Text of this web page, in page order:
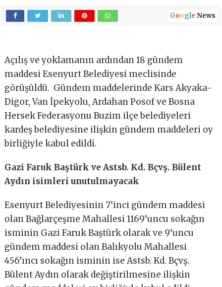
Google News
Açılış ve yoklamanın ardından 18 gündem
maddesi Esenyurt Belediyesi meclisinde
görüşüldü. Gündem maddelerinde Kars Akyaka-
Digor, Van İpekyolu, Ardahan Posof ve Bosna
Hersek Federasyonu Buzim ilçe belediyeleri
kardeş belediyesine ilişkin gündem maddeleri oy
birliğiyle kabul edildi.
Gazi Faruk Baştürk ve Astsb. Kd. Bçvş. Bülent
Aydın isimleri unutulmayacak
Esenyurt Belediyesinin 7’inci gündem maddesi
olan Bağlarçeşme Mahallesi 1169’uncu sokağın
isminin Gazi Faruk Baştürk olarak ve 9’uncu
gündem maddesi olan Balıkyolu Mahallesi
456’ıncı sokağın isminin ise Astsb. Kd. Bçvş.
Bülent Aydın olarak değiştirilmesine ilişkin